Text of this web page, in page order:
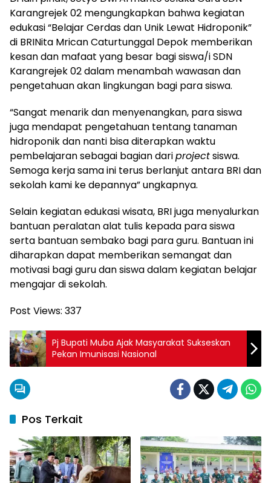
Karangrejek 02 mengungkapkan bahwa kegiatan
edukasi “Belajar Cerdas dan Unik Lewat Hidroponik”
di BRINita Mrican Caturtunggal Depok memberikan
kesan dan mafaat yang besar bagi siswa/i SDN
Karangrejek 02 dalam menambah wawasan dan
pengetahuan akan lingkungan bagi para siswa.
“Sangat menarik dan menyenangkan, para siswa
juga mendapat pengetahuan tentang tanaman
hidroponik dan nanti bisa diterapkan waktu
pembelajaran sebagai bagian dariprojectsiswa.
Semoga kerja sama ini terus berlanjut antara BRI dan
sekolah kami ke depannya” ungkapnya.
Selain kegiatan edukasi wisata, BRI juga menyalurkan
bantuan peralatan alat tulis kepada para siswa
serta bantuan sembako bagi para guru. Bantuan ini
diharapkan dapat memberikan semangat dan
motivasi bagi guru dan siswa dalam kegiatan belajar
mengajar di sekolah.
Post Views: 337
Pj Bupati Muba Ajak Masyarakat Sukseskan
Pekan Imunisasi Nasional
Pos Terkait